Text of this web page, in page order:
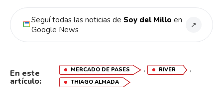
Seguí todas las noticias de Soy del Millo en
Google News
↗
En este
artículo:
MERCADO DE PASES , RIVER ,
THIAGO ALMADA